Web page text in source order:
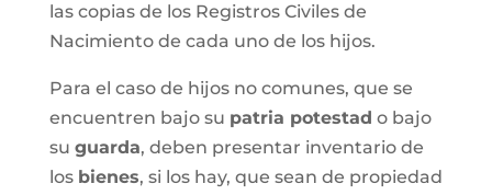
las copias de los Registros Civiles de
Nacimiento de cada uno de los hijos.
Para el caso de hijos no comunes, que se
encuentren bajo su patria potestad o bajo
su guarda, deben presentar inventario de
los bienes, si los hay, que sean de propiedad